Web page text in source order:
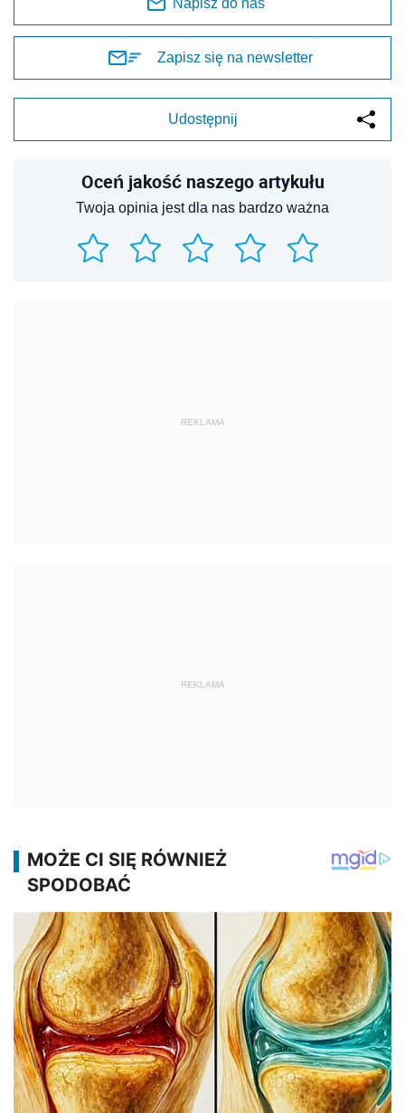
Napisz do nas
Zapisz się na newsletter
Udostępnij
Oceń jakość naszego artykułu
Twoja opinia jest dla nas bardzo ważna
REKLAMA
REKLAMA